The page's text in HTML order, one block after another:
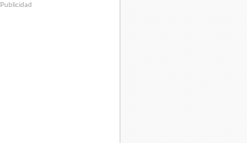
Publicidad